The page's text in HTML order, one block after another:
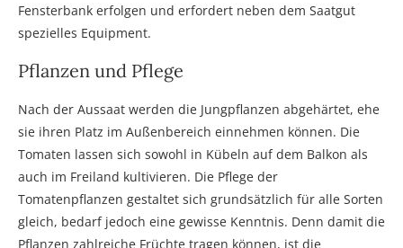
Fensterbank erfolgen und erfordert neben dem Saatgut
spezielles Equipment.
Pflanzen und Pflege
Nach der Aussaat werden die Jungpflanzen abgehärtet, ehe
sie ihren Platz im Außenbereich einnehmen können. Die
Tomaten lassen sich sowohl in Kübeln auf dem Balkon als
auch im Freiland kultivieren. Die Pflege der
Tomatenpflanzen gestaltet sich grundsätzlich für alle Sorten
gleich, bedarf jedoch eine gewisse Kenntnis. Denn damit die
Pflanzen zahlreiche Früchte tragen können, ist die